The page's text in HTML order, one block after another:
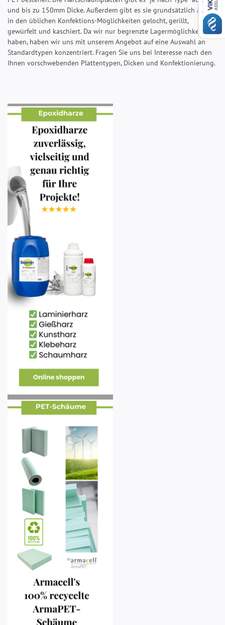
und bis zu 150mm Dicke. Außerdem gibt es sie grundsätzlich auch
in den üblichen Konfektions-Möglichkeiten gelocht, gerillt,
gewürfelt und kaschiert. Da wir nur begrenzte Lagermöglichkeiten
haben, haben wir uns mit unserem Angebot auf eine Auswahl an
Standardtypen konzentriert. Fragen Sie uns bei Interesse nach den
Ihnen vorschwebenden Plattentypen, Dicken und Konfektionierung.